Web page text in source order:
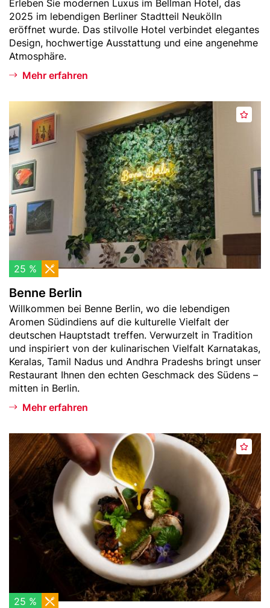
Teaser
-
Text
Erleben Sie modernen Luxus im Bellman Hotel, das
2025 im lebendigen Berliner Stadtteil Neukölln
eröffnet wurde. Das stilvolle Hotel verbindet elegantes
Design, hochwertige Ausstattung und eine angenehme
Atmosphäre.
Mehr erfahren
Bild
e
n
n
e
B
e
r
l
i
M
25 %
Benne Berlin
Teaser
-
Text
Willkommen bei Benne Berlin, wo die lebendigen
Aromen Südindiens auf die kulturelle Vielfalt der
deutschen Hauptstadt treffen. Verwurzelt in Tradition
und inspiriert von der kulinarischen Vielfalt Karnatakas,
Keralas, Tamil Nadus und Andhra Pradeshs bringt unser
Restaurant Ihnen den echten Geschmack des Südens –
mitten in Berlin.
Mehr erfahren
Header
Bild
B
o
n
n
M
e
r
k
e
n
25 %